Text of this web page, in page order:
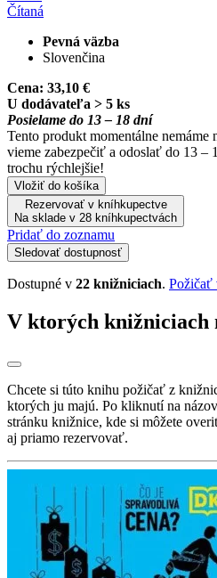
Čítaná
Pevná väzba
Slovenčina
Cena: 33,10 €
U dodávateľa > 5 ks
Posielame do 13 – 18 dní
Tento produkt momentálne nemáme
vieme zabezpečiť a odoslať do 13 –
trochu rýchlejšie!
Vložiť do košíka
Rezervovať v kníhkupectve
Na sklade v 28 kníhkupectvách
Pridať do zoznamu
Sledovať dostupnosť
Dostupné v 22 knižniciach. Požičať
V ktorých knižniciach
Chcete si túto knihu požičať z
ktorých ju majú. Po kliknutí na
stránku knižnice, kde si môžete
aj priamo rezervovať.